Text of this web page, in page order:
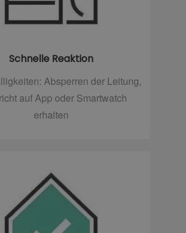
Schnelle Reaktion
Absperren der Leitung,
auf App oder Smartwatch
erhalten